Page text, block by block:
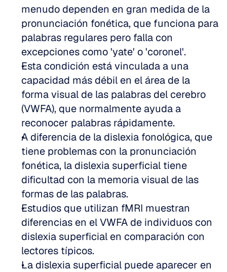
menudo dependen en gran medida de la
pronunciación fonética, que funciona para
palabras regulares pero falla con
excepciones como 'yate' o 'coronel'.
Esta condición está vinculada a una
capacidad más débil en el área de la
forma visual de las palabras del cerebro
(VWFA), que normalmente ayuda a
reconocer palabras rápidamente.
A diferencia de la dislexia fonológica, que
tiene problemas con la pronunciación
fonética, la dislexia superficial tiene
dificultad con la memoria visual de las
formas de las palabras.
Estudios que utilizan fMRI muestran
diferencias en el VWFA de individuos con
dislexia superficial en comparación con
lectores típicos.
La dislexia superficial puede aparecer en